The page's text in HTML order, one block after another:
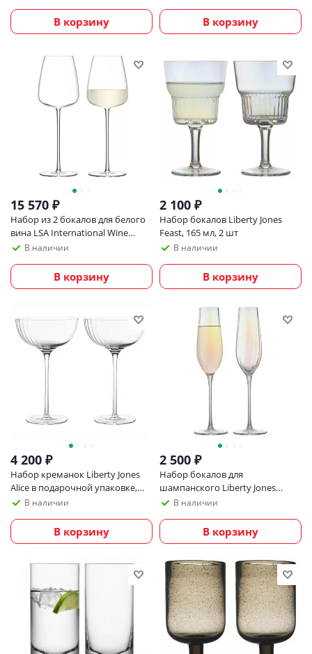
В корзину В корзину
15 570 ₽
Набор из 2 бокалов для белого
вина LSA International Wine
Culture 490 мл
В наличии
В корзину
2 100 ₽
Набор бокалов Liberty Jones
Feast, 165 мл, 2 шт
В наличии
В корзину
4 200 ₽
Набор креманок Liberty Jones
Alice в подарочной упаковке,
260 мл, 2 шт
В наличии
В корзину
2 500 ₽
Набор бокалов для
шампанского Liberty Jones
Gemma Opal, 225 мл, 2 шт
В наличии
В корзину